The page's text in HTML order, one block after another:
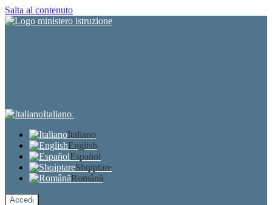
Salta al contenuto
Italiano
Italiano
English
Español
Shqiptare
Română
Accedi